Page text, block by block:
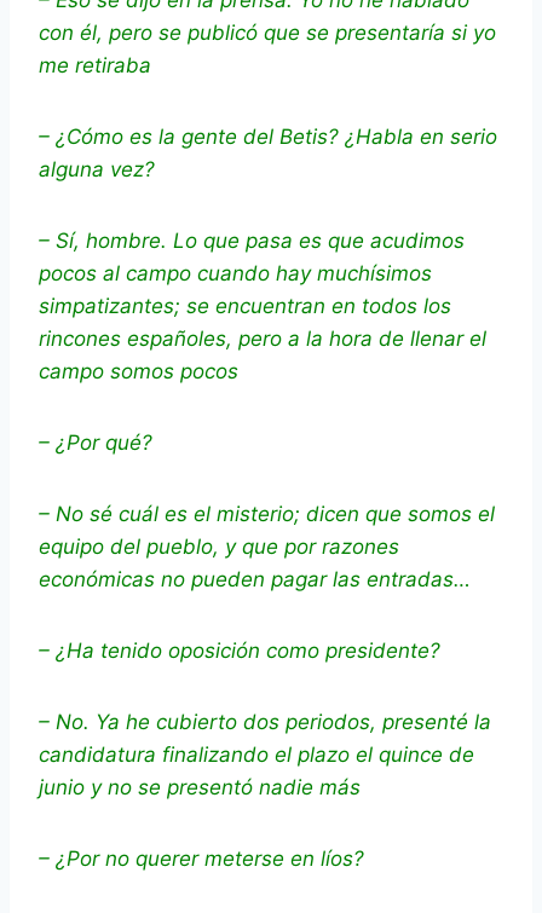
con él, pero se publicó que se presentaría si yo
me retiraba
– ¿Cómo es la gente del Betis? ¿Habla en serio
alguna vez?
– Sí, hombre. Lo que pasa es que acudimos
pocos al campo cuando hay muchísimos
simpatizantes; se encuentran en todos los
rincones españoles, pero a la hora de llenar el
campo somos pocos
– ¿Por qué?
– No sé cuál es el misterio; dicen que somos el
equipo del pueblo, y que por razones
económicas no pueden pagar las entradas…
– ¿Ha tenido oposición como presidente?
– No. Ya he cubierto dos periodos, presenté la
candidatura finalizando el plazo el quince de
junio y no se presentó nadie más
– ¿Por no querer meterse en líos?